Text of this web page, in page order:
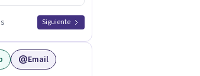
Siguiente
Email